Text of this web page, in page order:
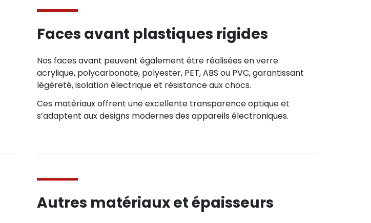
Faces avant plastiques rigides
Nos faces avant peuvent également être réalisées en verre
acrylique, polycarbonate, polyester, PET, ABS ou PVC, garantissant
légèreté, isolation électrique et résistance aux chocs.
Ces matériaux offrent une excellente transparence optique et
s’adaptent aux designs modernes des appareils électroniques.
Autres matériaux et épaisseurs